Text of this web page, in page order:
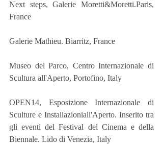
Next steps, Galerie Moretti&Moretti.Paris,
France
Galerie Mathieu. Biarritz, France
Museo del Parco, Centro Internazionale di
Scultura all'Aperto, Portofino, Italy
OPEN14, Esposizione Internazionale di
Sculture e Installazioniall'Aperto. Inserito tra
gli eventi del Festival del Cinema e della
Biennale. Lido di Venezia, Italy